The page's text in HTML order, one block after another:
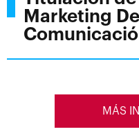
Marketing
MÁS